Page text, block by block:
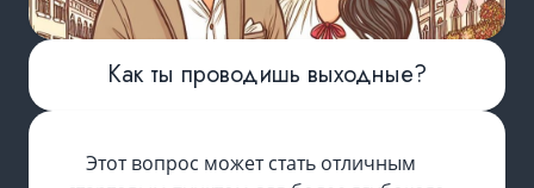
Как ты проводишь выходные?
Этот вопрос может стать отличным